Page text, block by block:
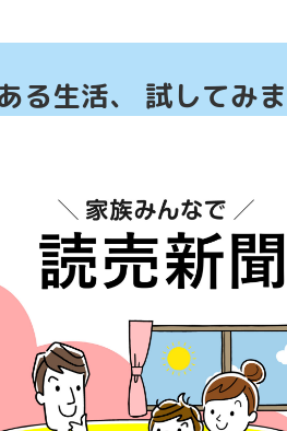
る生活、 試してみ